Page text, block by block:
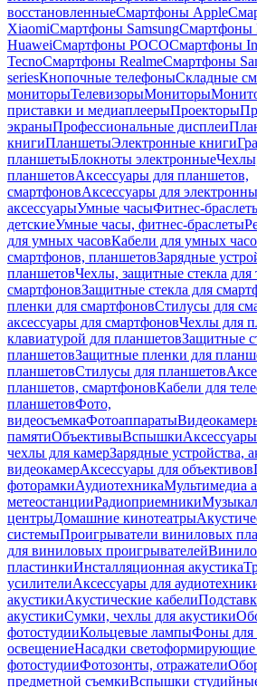
восстановленныеСмартфоны Apple
XiaomiСмартфоны SamsungСмартфоны
HuaweiСмартфоны POCOСмартфоны
TecnoСмартфоны RealmeСмартфоны
seriesКнопочные телефоныСкладные
мониторыТелевизорыМониторы
приставки и медиаплеерыПроекторы
экраныПрофессиональные дисплеи
книгиПланшетыЭлектронные книги
планшетыБлокноты электронные
планшетовАксессуары для планшетов,
смартфоновАксессуары для
аксессуарыУмные часыФитнес-
детскиеУмные часы, фитнес-браслеты
для умных часовКабели для умных
смартфонов, планшетовЗарядные
планшетовЧехлы, защитные стекла для
смартфоновЗащитные стекла для
пленки для смартфоновСтилусы для
аксессуары для смартфоновЧехлы для
клавиатурой для планшетовЗащитные
планшетовЗащитные пленки для
планшетовСтилусы для планшетов
планшетов, смартфоновКабели для
планшетовФото,
видеосъемкаФотоаппараты
памятиОбъективыВспышки
чехлы для камерЗарядные устройства,
видеокамерАксессуары для объективов
фоторамкиАудиотехникаМультимедиа
метеостанцииРадиоприемники
центрыДомашние кинотеатры
системыПроигрыватели виниловых
для виниловых проигрывателей
пластинкиИнсталляционная акустика
усилителиАксессуары для
акустикиАкустические кабели
акустикиСумки, чехлы для акустики
фотостудииКольцевые лампыФоны для
освещениеНасадки светоформирующие
фотостудииФотозонты, отражатели
предметной съемкиВспышки